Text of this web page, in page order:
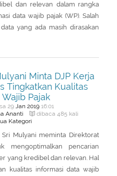
dan relevan dalam rangka
data wajib pajak (WP). Salah
yang ada masih dirasakan
Minta DJP Kerja
Tingkatkan Kualitas
Wajib Pajak
29 Jan 201916:01
Ananti dibaca 485 kali
Kategori
Mulyani meminta Direktorat
mengoptimalkan pencarian
yang kredibel dan relevan. Hal
kualitas informasi data wajib